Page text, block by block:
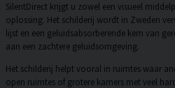
SilentDirect krijgt u zowel een visueel
oplossing. Het schilderij wordt in Zweden
lijst en een geluidsabsorberende kern van
aan een zachtere geluidsomgeving.
Het schilderij helpt vooral in ruimtes waar
open ruimtes of grotere kamers met veel